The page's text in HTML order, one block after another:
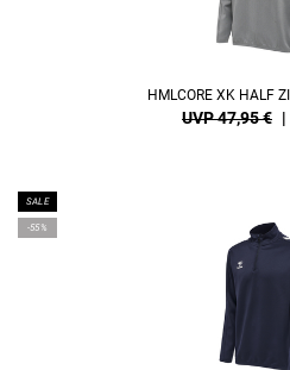
HMLCORE XK HALF
UVP 47,95 € |
SALE
-55%